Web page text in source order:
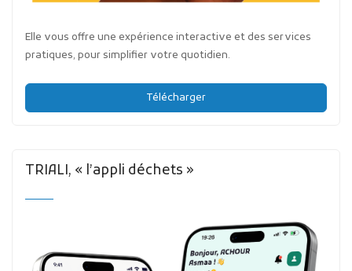
Elle vous offre une expérience interactive et des services
pratiques, pour simplifier votre quotidien.
Télécharger
TRIALI, « l’appli déchets »